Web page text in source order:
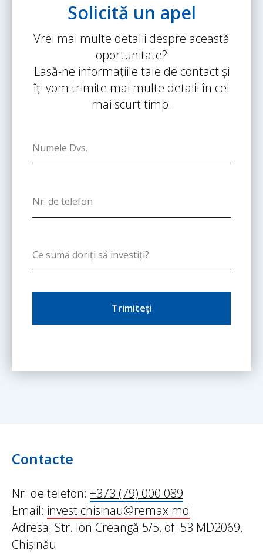
Solicită un apel
Vrei mai multe detalii despre această
oportunitate?
Lasă-ne informațiile tale de contact și
îți vom trimite mai multe detalii în cel
mai scurt timp.
Trimiteţi
Contacte
Nr. de telefon: +373 (79) 000 089
Email: invest.chisinau@remax.md
Adresa: Str. Ion Creangă 5/5, of. 53 MD2069,
Chișinău